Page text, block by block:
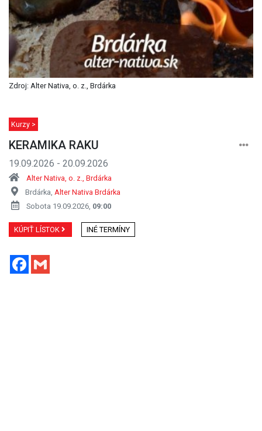
Zdroj: Alter Nativa, o. z., Brdárka
Kurzy >
KERAMIKA RAKU
19.09.2026 - 20.09.2026
Alter Nativa, o. z., Brdárka
Brdárka, Alter Nativa Brdárka
Sobota 19.09.2026, 09:00
KÚPIŤ LÍSTOK INÉ TERMÍNY
Facebook